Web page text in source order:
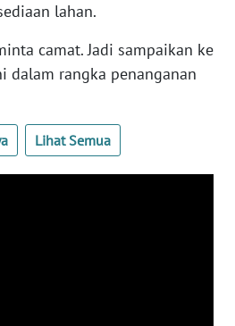
lahan.
camat. Jadi sampaikan ke
dalam rangka penanganan
Lihat Semua